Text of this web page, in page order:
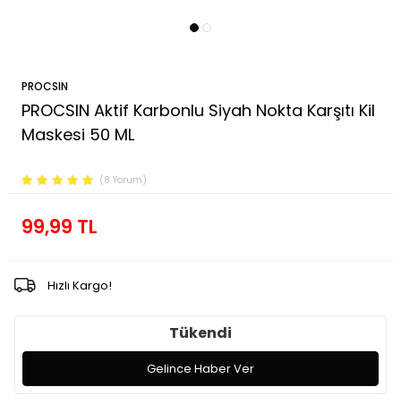
PROCSIN
PROCSIN Aktif Karbonlu Siyah Nokta Karşıtı Kil
Maskesi 50 ML
(8 Yorum)
99,99 TL
Hızlı Kargo!
Tükendi
Gelince Haber Ver